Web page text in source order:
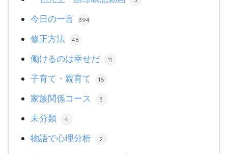
今日の一言 394
修正方法 48
働けるのは幸せだ 11
子育て・親育て 16
家族関係コース 3
未分類 4
物語で心理分析 2